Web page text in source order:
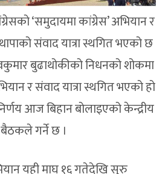
‘समुदायमा कांग्रेस’ अभियान र
संवाद यात्रा स्थगित भएको छ
बुढाथोकीको निधनको शोकमा
र संवाद यात्रा स्थगित भएको हो
आज बिहान बोलाइएको केन्द्रीय
गर्ने छ ।